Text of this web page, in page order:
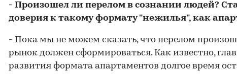
- Произошел ли перелом в сознании людей?
доверия к такому формату "нежилья", как
- Пока мы не можем сказать, что перелом
рынок должен сформироваться. Как известно,
развития формата апартаментов долгое время